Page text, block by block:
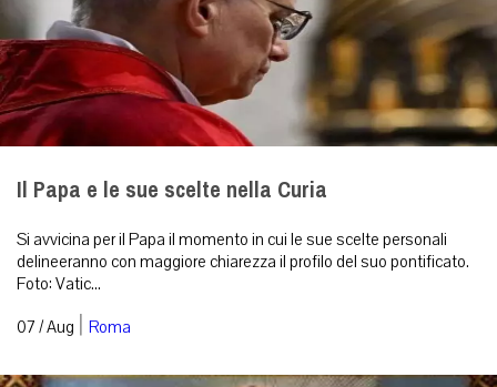
Il Papa e le sue scelte nella Curia
Si avvicina per il Papa il momento in cui le sue scelte personali
delineeranno con maggiore chiarezza il profilo del suo pontificato.
Foto: Vatic...
07 / Aug | Roma